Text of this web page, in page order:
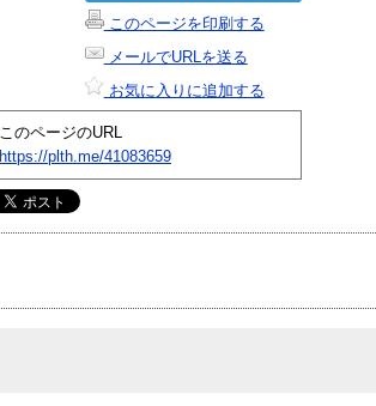
このページを印刷する
メールでURLを送る
お気に入りに追加する
このページのURL
https://plth.me/41083659